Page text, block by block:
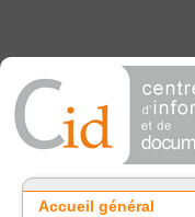
Accueil général